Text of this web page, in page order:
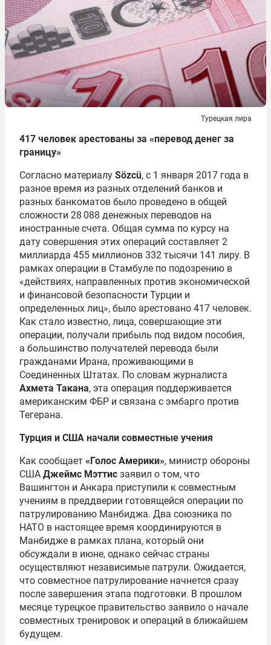
Турецкая лира
417 человек арестованы за «перевод денег за
границу»
Согласно материалу Sözcü, с 1 января 2017 года в
разное время из разных отделений банков и
разных банкоматов было проведено в общей
сложности 28 088 денежных переводов на
иностранные счета. Общая сумма по курсу на
дату совершения этих операций составляет 2
миллиарда 455 миллионов 332 тысячи 141 лиру. В
рамках операции в Стамбуле по подозрению в
«действиях, направленных против экономической
и финансовой безопасности Турции и
определенных лиц», было арестовано 417 человек.
Как стало известно, лица, совершающие эти
операции, получали прибыль под видом пособия,
а большинство получателей перевода были
гражданами Ирана, проживающими в
Соединенных Штатах. По словам журналиста
Ахмета Такана, эта операция поддерживается
американским ФБР и связана с эмбарго против
Тегерана.
Турция и США начали совместные учения
Как сообщает «Голос Америки», министр обороны
США Джеймс Мэттис заявил о том, что
Вашингтон и Анкара приступили к совместным
учениям в преддверии готовящейся операции по
патрулированию Манбиджа. Два союзника по
НАТО в настоящее время координируются в
Манбидже в рамках плана, который они
обсуждали в июне, однако сейчас страны
осуществляют независимые патрули. Ожидается,
что совместное патрулирование начнется сразу
после завершения этапа подготовки. В прошлом
месяце турецкое правительство заявило о начале
совместных тренировок и операций в ближайшем
будущем.